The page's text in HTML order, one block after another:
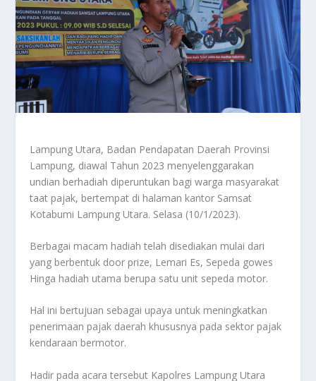
Lampung Utara, Badan Pendapatan Daerah Provinsi
Lampung, diawal Tahun 2023 menyelenggarakan
undian berhadiah diperuntukan bagi warga masyarakat
taat pajak, bertempat di halaman kantor Samsat
Kotabumi Lampung Utara. Selasa (10/1/2023).
Berbagai macam hadiah telah disediakan mulai dari
yang berbentuk door prize, Lemari Es, Sepeda gowes
Hinga hadiah utama berupa satu unit sepeda motor.
Hal ini bertujuan sebagai upaya untuk meningkatkan
penerimaan pajak daerah khususnya pada sektor pajak
kendaraan bermotor.
Hadir pada acara tersebut Kapolres Lampung Utara